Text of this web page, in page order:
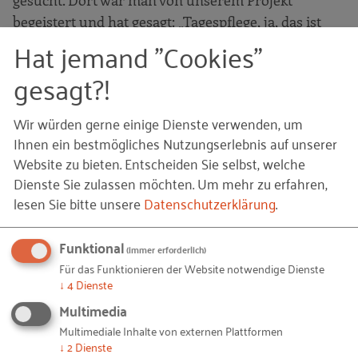
begeistert und hat gesagt: „Tagespflege, ja, das ist
das Ding, das im Kommen ist. Wir können uns auf
Ihre fünf Jahre Erfahrung berufen. Nicht zuletzt
damit, Verantwortung zu tragen oder Mitarbeiter
zu führen. Außerdem sehen wir, Ihr Geschäft hat
sich ständig gesteigert“. Wir hatten uns wirklich
jedes Jahr verbessert. Wir haben 2008 mit 13 Gästen
angefangen, heute sind wir bei 19 Gästen pro Tag.
Wer hat Ihnen auf Ihrem Weg geholfen?
Heike Arnecke: Die EFAs. Ich weiß nicht, ob Ihnen
das was sagt. Das ist die ExistenzgründungsAgentur
für Frauen, die sich im Landkreis Oldenburg
selbstständig machen möchten. Die hat die uns bei
der Planung sehr geholfen. Und auch unser
Berufsverband, der Bundesverband privater
Hat jemand "Cookies"
gesagt?!
Wir würden gerne einige Dienste verwenden, um
Ihnen ein bestmögliches Nutzungserlebnis auf unserer
Website zu bieten. Entscheiden Sie selbst, welche
Dienste Sie zulassen möchten.Um mehr zu erfahren,
lesen Sie bitte unsereDatenschutzerklärung.
Funktional(immer erforderlich)
Für das Funktionieren der Website notwendige Dienste
↓ 4Dienste
Multimedia
Multimediale Inhalte von externen Plattformen
↓ 2Dienste